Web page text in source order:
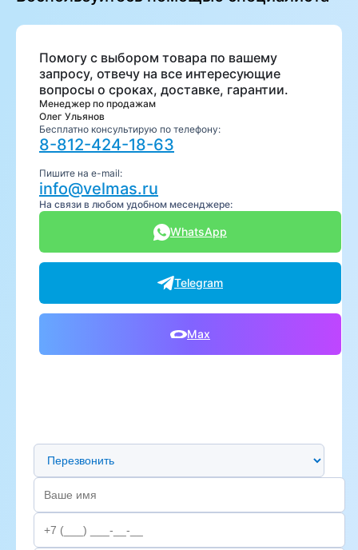
Помогу с выбором товара по вашему
запросу, отвечу на все интересующие
вопросы о сроках, доставке, гарантии.
Менеджер по продажам
Олег Ульянов
Бесплатно консультирую по телефону:
8-812-424-18-63
Пишите на e-mail:
info@velmas.ru
На связи в любом удобном месенджере:
WhatsApp
Telegram
Max
Предпочтительный способ связи